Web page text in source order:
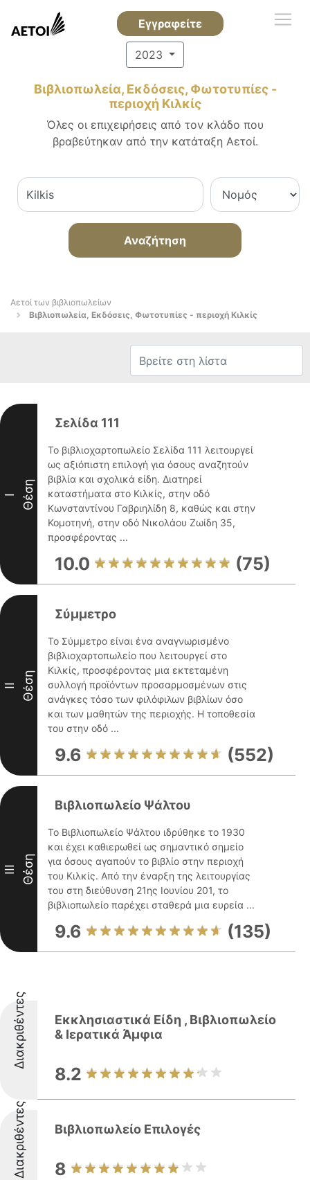
Εγγραφείτε
2023
Βιβλιοπωλεία, Εκδόσεις, Φωτοτυπίες -
περιοχή Κιλκίς
Όλες οι επιχειρήσεις από τον κλάδο που
βραβεύτηκαν από την κατάταξη Αετοί.
Αναζήτηση
Αετοί των βιβλιοπωλείων
Βιβλιοπωλεία, Εκδόσεις, Φωτοτυπίες - περιοχή Κιλκίς
I Θέση
Σελίδα 111
Το βιβλιοχαρτοπωλείο Σελίδα 111 λειτουργεί
ως αξιόπιστη επιλογή για όσους αναζητούν
βιβλία και σχολικά είδη. Διατηρεί
καταστήματα στο Κιλκίς, στην οδό
Κωνσταντίνου Γαβριηλίδη 8, καθώς και στην
Κομοτηνή, στην οδό Νικολάου Ζωίδη 35,
προσφέροντας ...
10.0 (75)
II Θέση
Σύμμετρο
Το Σύμμετρο είναι ένα αναγνωρισμένο
βιβλιοχαρτοπωλείο που λειτουργεί στο
Κιλκίς, προσφέροντας μια εκτεταμένη
συλλογή προϊόντων προσαρμοσμένων στις
ανάγκες τόσο των φιλόφιλων βιβλίων όσο
και των μαθητών της περιοχής. Η τοποθεσία
του στην οδό ...
9.6 (552)
III Θέση
Βιβλιοπωλείο Ψάλτου
Το Βιβλιοπωλείο Ψάλτου ιδρύθηκε το 1930
και έχει καθιερωθεί ως σημαντικό σημείο
για όσους αγαπούν το βιβλίο στην περιοχή
του Κιλκίς. Από την έναρξη της λειτουργίας
του στη διεύθυνση 21ης Ιουνίου 201, το
βιβλιοπωλείο παρέχει σταθερά μια ευρεία ...
9.6 (135)
Διακριθέντες
Εκκλησιαστικά Είδη , Βιβλιοπωλείο
& Ιερατικά Άμφια
8.2
Διακριθέντες Βιβλιοπωλείο Επιλογές
8